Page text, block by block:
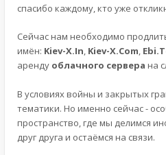
спасибо каждому, кто уже
Сейчас нам необходимо
имён: Kiev-X.In, Kiev-X.Com,
аренду облачного сервера на
В условиях войны и закрытых
тематики. Но именно сейчас -
пространство, где мы делимся
друг друга и остаёмся на связи.